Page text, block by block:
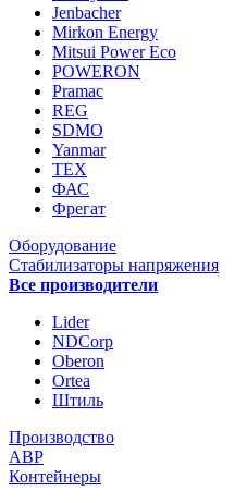
Jenbacher
Mirkon Energy
Mitsui Power Eco
POWERON
Pramac
REG
SDMO
Yanmar
ТЕХ
ФАС
Фрегат
Оборудование
Стабилизаторы напряжения
Все производители
Lider
NDCorp
Oberon
Ortea
Штиль
Производство
АВР
Контейнеры